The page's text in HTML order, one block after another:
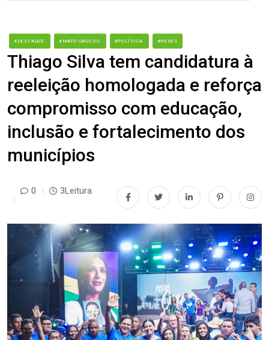
#DESTAQUE #MATO GROSSO #POLÍTICA #REDES
Thiago Silva tem candidatura à
reeleição homologada e reforça
compromisso com educação,
inclusão e fortalecimento dos
municípios
0 3Leitura